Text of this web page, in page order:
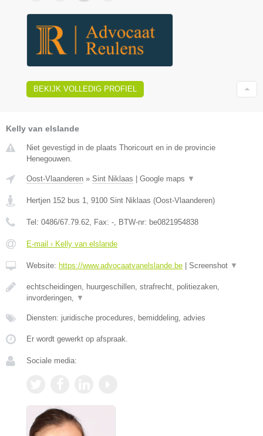
BEKIJK VOLLEDIG PROFIEL
Kelly van elslande
Niet gevestigd in de plaats Thoricourt en in de provincie
Henegouwen.
Oost-Vlaanderen » Sint Niklaas Google maps ▼
Hertjen 152 bus 1, 9100 Sint Niklaas (Oost-Vlaanderen)
Tel: 0486/67.79.62, Fax: -, BTW-nr: be0821954838
E-mail › Kelly van elslande
Website: https://www.advocaatvanelslande.be Screenshot ▼
echtscheidingen, huurgeschillen, strafrecht, politiezaken,
invorderingen, ▼
Diensten: juridische procedures, bemiddeling, advies
Er wordt gewerkt op afspraak.
Sociale media: